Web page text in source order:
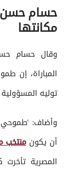
حسام
مكانتها
وقال حسام
المباراة، إن
توليه
وأضاف:
أن يكون منتخب
المصرية